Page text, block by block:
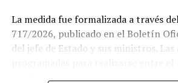
Si se concreta, la visita del Sumo
La medida fue formalizada a través
717/2026, publicado en el Boletín
del jefe de Estado y sus ministros.